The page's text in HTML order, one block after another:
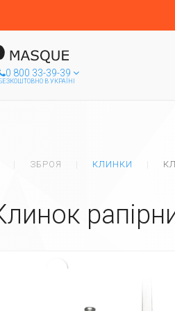
0 800 33-39-39
БЕЗКОШТОВНО В УКРАЇНІ
ГЛАВНАЯЗБРОЯ КЛИНКИ